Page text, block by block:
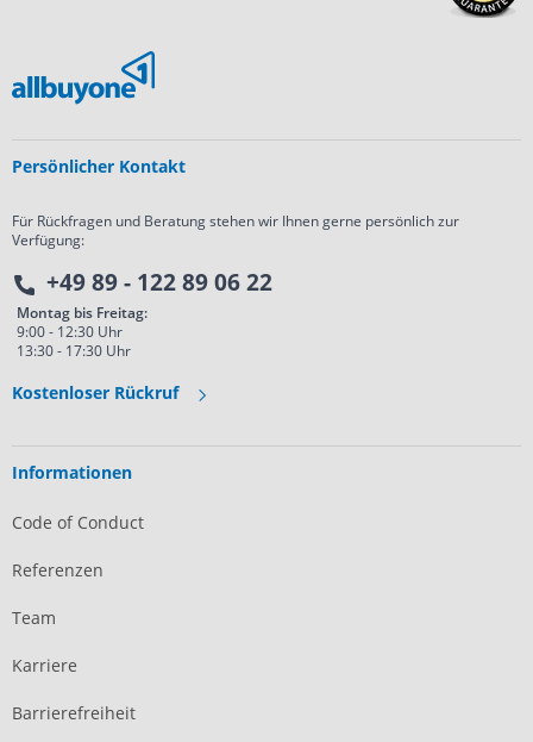
Persönlicher Kontakt
Für Rückfragen und Beratung stehen wir Ihnen gerne persönlich zur
Verfügung:
+49 89 - 122 89 06 22
Montag bis Freitag:
9:00 - 12:30 Uhr
13:30 - 17:30 Uhr
Kostenloser Rückruf
Informationen
Code of Conduct
Referenzen
Team
Karriere
Barrierefreiheit